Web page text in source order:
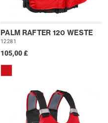
PALM RAFTER 120 WESTE
12281
105,00 £